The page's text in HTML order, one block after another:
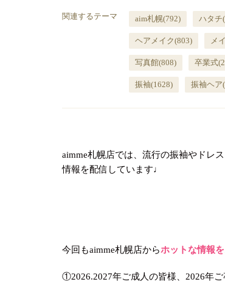
関連するテーマ aim札幌(792) ハタチ
ヘアメイク(803) メ
写真館(808) 卒業式
振袖(1628) 振袖ヘア
aimme札幌店では、流行の振袖やドレ
情報を配信しています♩
今回もaimme札幌店からホットな情報
①2026.2027年ご成人の皆様、2026年